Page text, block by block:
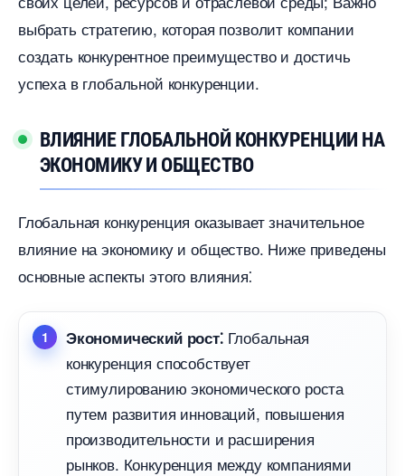
ыбрать стратегию, которая позволит компании
создать конкурентное преимущество и достичь
успеха в глобальной конкуренции.​
ЛИЯНИЕ ГЛОБАЛЬНОЙ КОНКУРЕНЦИИ НА
ЭКОНОМИКУ И ОБЩЕСТВО
Глобальная конкуренция оказывает значительное
лияние на экономику и общество.​ Ниже приведены
основные аспекты этого влияния⁚
Экономический рост⁚Глобальная
конкуренция способствует
стимулированию экономического роста
путем развития инноваций, повышения
производительности и расширения
рынков.​ Конкуренция между компаниями